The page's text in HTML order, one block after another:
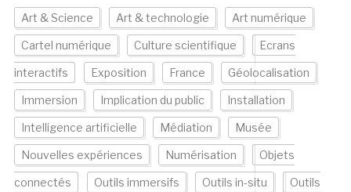
Art & Science Art & technologie Art numérique
Cartel numérique Culture scientifique Ecrans
interactifs Exposition France Géolocalisation
Immersion Implication du public Installation
Intelligence artificielle Médiation Musée
Nouvelles expériences Numérisation Objets
connectés Outils immersifs Outils in-situ Outils